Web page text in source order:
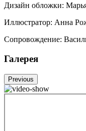
Дизайн обложки:
Иллюстратор: Анна
Сопровождение:
Галерея
Previous